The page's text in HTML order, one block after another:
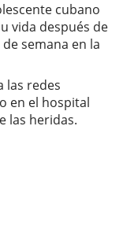
cubano
vida después de
semana en la
las redes
en el hospital
las heridas.